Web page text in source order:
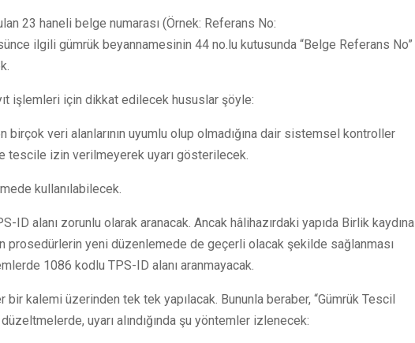
23 haneli belge numarası (Örnek: Referans No:
ilgili gümrük beyannamesinin 44 no.lu kutusunda “Belge Referans No”
işlemleri için dikkat edilecek hususlar şöyle:
veri alanlarının uyumlu olup olmadığına dair sistemsel kontroller
tescile izin verilmeyerek uyarı gösterilecek.
kullanılabilecek.
ID alanı zorunlu olarak aranacak. Ancak hâlihazırdaki yapıda Birlik kaydına
prosedürlerin yeni düzenlemede de geçerli olacak şekilde sağlanması
1086 kodlu TPS-ID alanı aranmayacak.
kalemi üzerinden tek tek yapılacak. Bununla beraber, “Gümrük Tescil
uyarı alındığında şu yöntemler izlenecek: